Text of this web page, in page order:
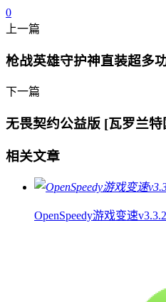
0
上一篇
枪战英雄守护神直装超多
下一篇
无畏契约公益版 [瓦罗兰
相关文章
OpenSpeedy游戏变速